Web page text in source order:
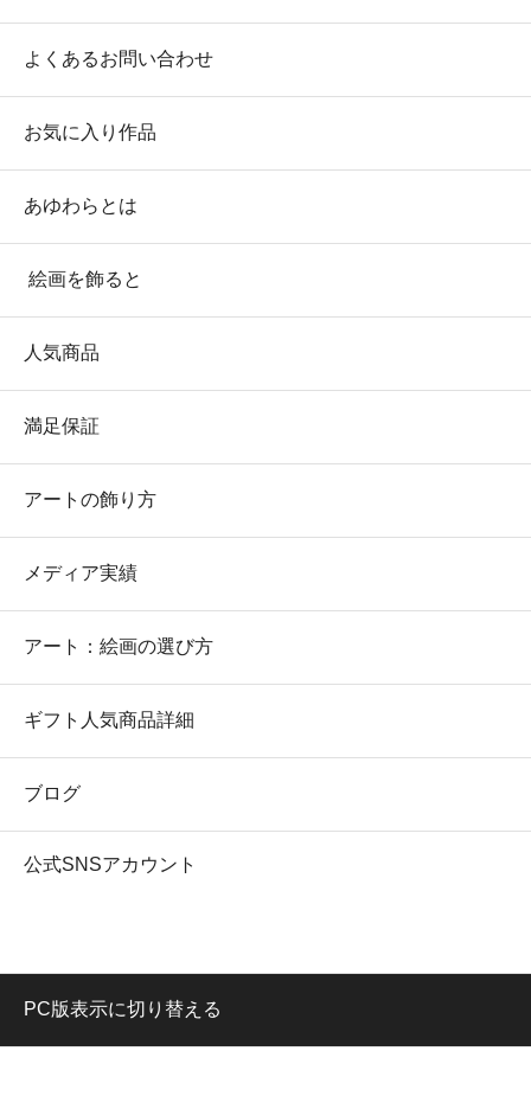
よくあるお問い合わせ
お気に入り作品
あゆわらとは
絵画を飾ると
人気商品
満足保証
アートの飾り方
メディア実績
アート：絵画の選び方
ギフト人気商品詳細
ブログ
公式SNSアカウント
PC版表示に切り替える